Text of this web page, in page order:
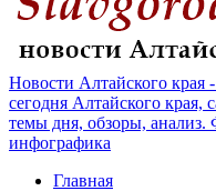
Новости Алтайского края
сегодня Алтайского края,
темы дня, обзоры, анализ.
инфографика
Главная